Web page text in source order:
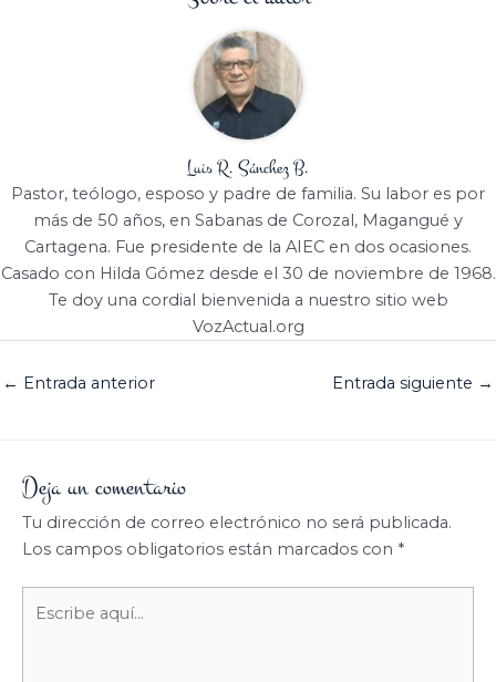
Luis R. Sánchez B.
Pastor, teólogo, esposo y padre de familia. Su labor es por
más de 50 años, en Sabanas de Corozal, Magangué y
Cartagena. Fue presidente de la AIEC en dos ocasiones.
Casado con Hilda Gómez desde el 30 de noviembre de 1968.
Te doy una cordial bienvenida a nuestro sitio web
VozActual.org
← Entrada anterior Entrada siguiente →
Deja un comentario
Tu dirección de correo electrónico no será publicada.
Los campos obligatorios están marcados con *
aquí...